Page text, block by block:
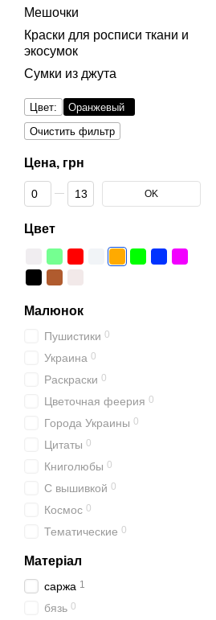
Мешочки
Краски для росписи ткани и
экосумок
Сумки из джута
Цвет:
Оранжевый
Очистить фильтр
Цена, грн
От Цена, грн
До Цена, грн OK
Цвет
Малюнок
Пушистики 0
Украина 0
Раскраски 0
Цветочная феерия 0
Города Украины 0
Цитаты 0
Книголюбы 0
С вышивкой 0
Космос 0
Тематические 0
Матеріал
саржа 1
бязь 0